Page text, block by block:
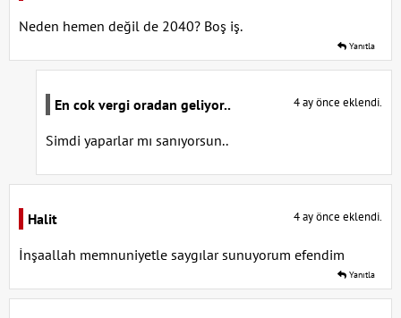
Neden hemen değil de 2040? Boş iş.
Yanıtla
En cok vergi oradan geliyor.. 4 ay önce eklendi.
Simdi yaparlar mı sanıyorsun..
Halit 4 ay önce eklendi.
İnşaallah memnuniyetle saygılar sunuyorum efendim
Yanıtla